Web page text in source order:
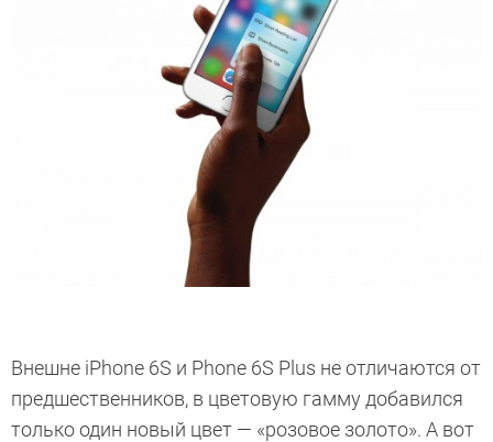
Внешне iPhone 6S и Phone 6S Plus не отличаются от
предшественников, в цветовую гамму добавился
только один новый цвет — «розовое золото». А вот